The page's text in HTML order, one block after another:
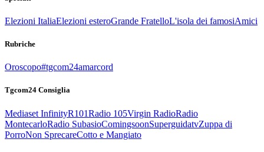
Elezioni ItaliaElezioni esteroGrande FratelloL'isola dei famosiAmici
Rubriche
Oroscopo#tgcom24amarcord
Tgcom24 Consiglia
Mediaset InfinityR101Radio 105Virgin RadioRadio
MontecarloRadio SubasioComingsoonSuperguidatvZuppa di
PorroNon SprecareCotto e Mangiato